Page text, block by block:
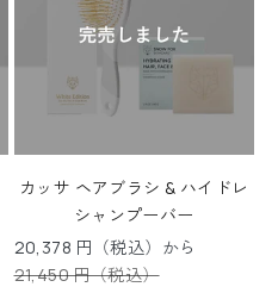
カッサ ヘアブラシ & ハイドレ
シャンプーバー
セール価格
20,378 円（税込）から
通常価格
21,450 円（税込）